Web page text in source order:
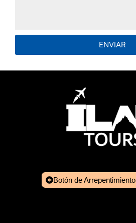
ENVIAR
Botón de Arrepentimiento